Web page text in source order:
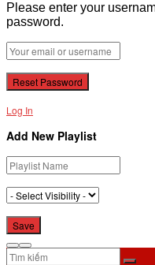
Please enter your
password.
Log In
Add New Playlist